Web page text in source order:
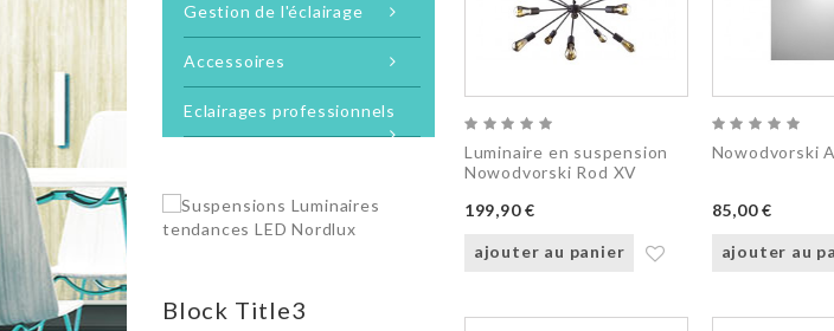
Gestion de l'éclairage
Accessoires
Eclairages professionnels
Block Title3
Luminaire en suspension
Nowodvorski Rod XV
199,90 €
ajouter au panier
Nowodvorski
85,00 €
ajouter au